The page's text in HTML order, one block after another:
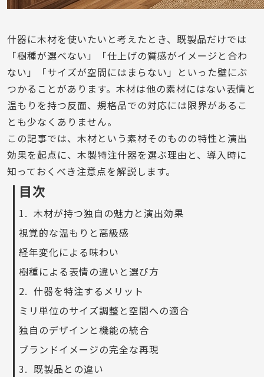
什器に木材を使いたいと考えたとき、既製品だけでは
「樹種が選べない」「仕上げの質感がイメージと合わ
ない」「サイズが空間にはまらない」といった壁にぶ
つかることがあります。木材は他の素材にはない表情と
温もりを持つ反面、規格品での対応には限界があるこ
とも少なくありません。
この記事では、木材という素材そのものの特性と演出
効果を起点に、木製特注什器を選ぶ理由と、導入時に
知っておくべき注意点を解説します。
目次
木材が持つ独自の魅力と演出効果
視覚的な温もりと高級感
経年変化による味わい
樹種による表情の違いと選び方
什器を特注するメリット
ミリ単位のサイズ調整と空間への適合
独自のデザインと機能の統合
ブランドイメージの完全な再現
既製品との違い